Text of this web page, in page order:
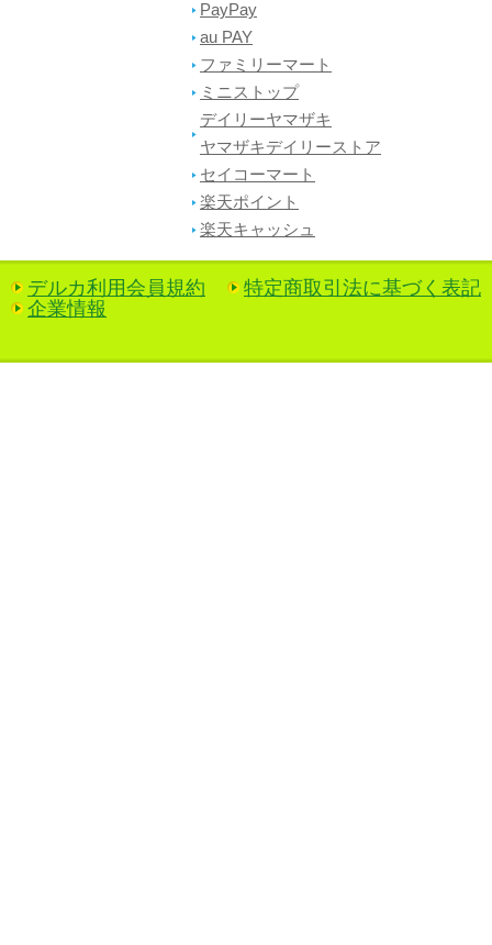
PayPay
au PAY
ファミリーマート
ミニストップ
デイリーヤマザキ
ヤマザキデイリーストア
セイコーマート
楽天ポイント
楽天キャッシュ
デルカ利用会員規約
特定商取引法に基づく表記
企業情報